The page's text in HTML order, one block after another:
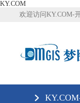
KY.COM
欢迎访问KY.COM-